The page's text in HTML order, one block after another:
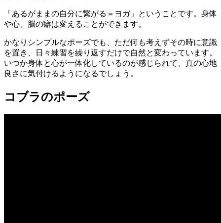
「あるがままの自分に繋がる＝ヨガ」 ということです。 身体
や心、脳の癖は変えることができます。
かなりシンプルなポーズでも、ただ何も考えずその時に意識
を置き、日々練習を繰り返すだけで自然と変わっています。
いつか身体と心が一体化しているのが感じられて、真の心地
良さに気付けるようになるでしょう。
コブラのポーズ